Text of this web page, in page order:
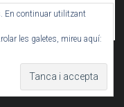
si difons algun text,
i enllaçar-nos, no
los.
En continuar utilitzant
les galetes, mireu aquí: